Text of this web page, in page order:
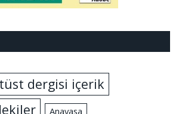
dergisi içerik
Anayasa